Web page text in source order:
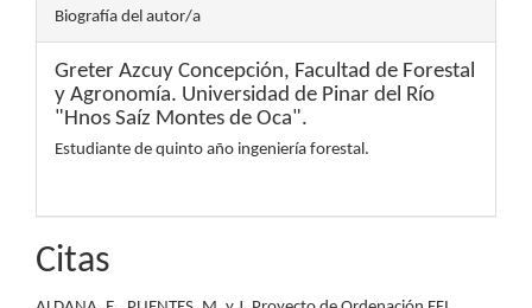
Biografía del autor/a
Greter Azcuy Concepción, Facultad de Forestal
y Agronomía. Universidad de Pinar del Río
"Hnos Saíz Montes de Oca".
Estudiante de quinto año ingeniería forestal.
Citas